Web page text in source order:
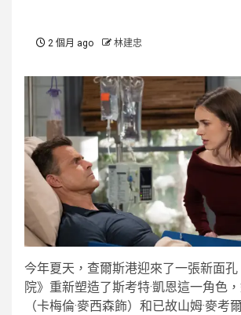
2 個月 ago 林建忠
今年夏天，查爾斯港迎來了一張新面
院》重新塑造了斯考特·凱恩這一角色
（卡梅倫·麥西森飾）和已故山姆·麥考